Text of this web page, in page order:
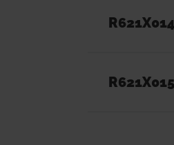
R621X014
R621X015